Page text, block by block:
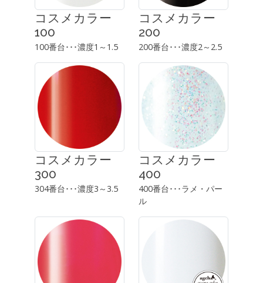
コスメカラー
100
100番台･･･濃度1～1.5
コスメカラー
200
200番台･･･濃度2～2.5
コスメカラー
300
304番台･･･濃度3～3.5
コスメカラー
400
400番台･･･ラメ・パー
ル